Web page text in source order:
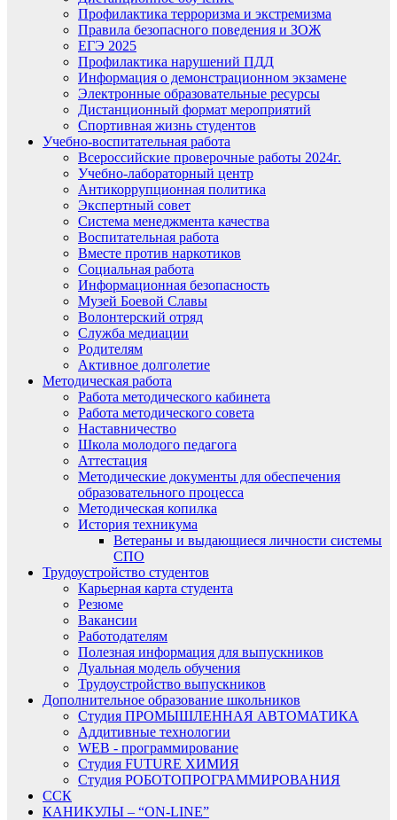
Профилактика терроризма и экстремизма
Правила безопасного поведения и ЗОЖ
ЕГЭ 2025
Профилактика нарушений ПДД
Информация о демонстрационном экзамене
Электронные образовательные ресурсы
Дистанционный формат мероприятий
Спортивная жизнь студентов
Учебно-воспитательная работа
Всероссийские проверочные работы 2024г.
Учебно-лабораторный центр
Антикоррупционная политика
Экспертный совет
Система менеджмента качества
Воспитательная работа
Вместе против наркотиков
Социальная работа
Информационная безопасность
Музей Боевой Славы
Волонтерский отряд
Служба медиации
Родителям
Активное долголетие
Методическая работа
Работа методического кабинета
Работа методического совета
Наставничество
Школа молодого педагога
Аттестация
Методические документы для обеспечения
образовательного процесса
Методическая копилка
История техникума
Ветераны и выдающиеся личности системы
СПО
Трудоустройство студентов
Карьерная карта студента
Резюме
Вакансии
Работодателям
Полезная информация для выпускников
Дуальная модель обучения
Трудоустройство выпускников
Дополнительное образование школьников
Студия ПРОМЫШЛЕННАЯ АВТОМАТИКА
Аддитивные технологии
WEB - программирование
Студия FUTURE ХИМИЯ
Студия РОБОТОПРОГРАММИРОВАНИЯ
ССК
КАНИКУЛЫ – “ON-LINE”